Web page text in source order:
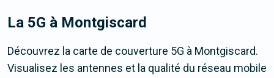
La 5G à Montgiscard
Découvrez la carte de couverture 5G à Montgiscard.
Visualisez les antennes et la qualité du réseau mobile